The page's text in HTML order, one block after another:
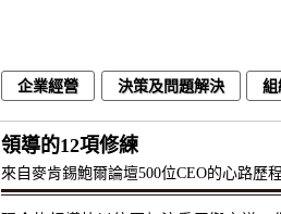
企業經營 決策及問題解決 組
領導的12項修練
來自麥肯錫鮑爾論壇500位CEO的心路歷程